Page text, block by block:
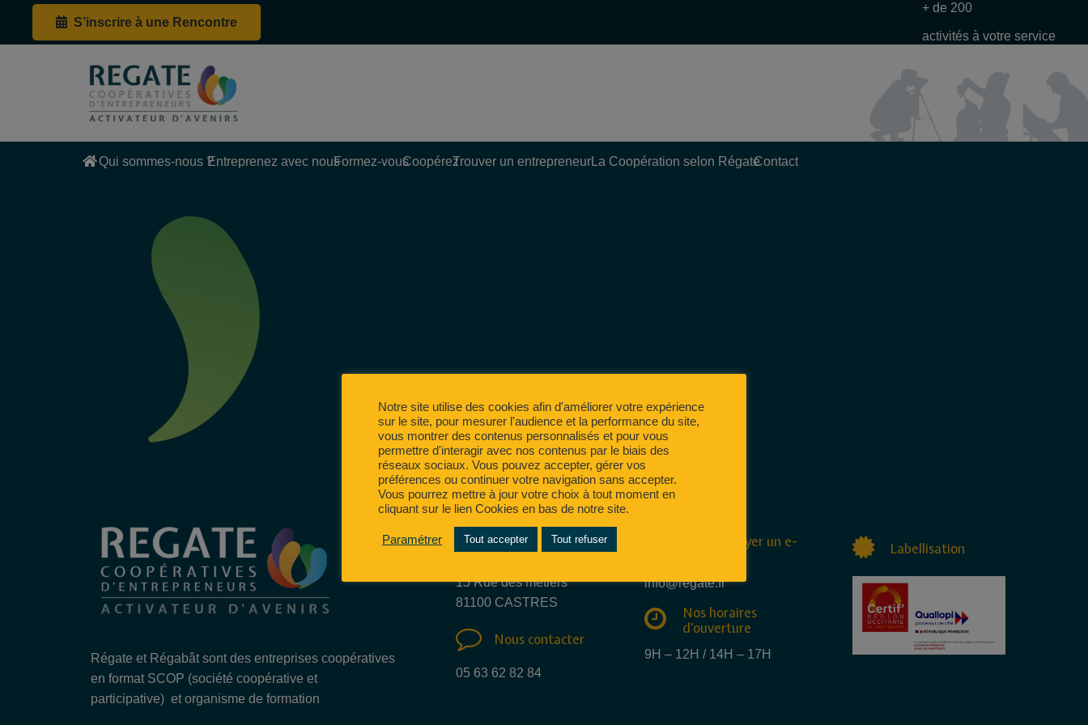
S’inscrire à une Rencontre
+ de 200
activités à votre service
Qui sommes-nous ?Entreprenez avec nousFormez-vousCoopérezTrouver un entrepreneurLa Coopération selon RégateContact
Régate et Régabât sont des entreprises coopératives
en format SCOP (société coopérative et
participative) et organisme de formation
Nous trouver
15 Rue des métiers
81100 CASTRES
Nous contacter
05 63 62 82 84
Nous envoyer un e-
info@regate.fr
Nos horaires
d'ouverture
9H – 12H / 14H – 17H
Labellisation
Notre site utilise des cookies afin d'améliorer votre expérience
sur le site, pour mesurer l'audience et la performance du site,
vous montrer des contenus personnalisés et pour vous
permettre d'interagir avec nos contenus par le biais des
réseaux sociaux. Vous pouvez accepter, gérer vos
préférences ou continuer votre navigation sans accepter.
Vous pourrez mettre à jour votre choix à tout moment en
cliquant sur le lien Cookies en bas de notre site.
Paramétrer Tout accepter Tout refuser